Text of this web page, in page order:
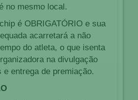
no mesmo local.
é OBRIGATÓRIO e sua
acarretará a não
do atleta, o que isenta
na divulgação
e entrega de premiação.